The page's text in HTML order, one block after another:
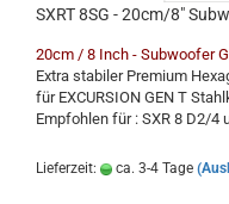
SXRT 8SG - 20cm/8"
20cm / 8 Inch - Subwoofer
Extra stabiler Premium
für EXCURSION GEN T
Empfohlen für : SXR 8 D2/4
Lieferzeit: ca. 3-4 Tage